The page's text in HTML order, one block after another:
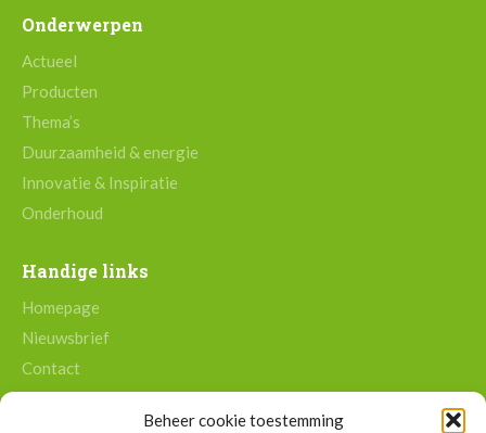
Beheer cookie toestemming
Onderwerpen
Actueel
Producten
Thema’s
Duurzaamheid & energie
Innovatie & Inspiratie
Onderhoud
Handige links
Homepage
Nieuwsbrief
Contact
Print uitgaven